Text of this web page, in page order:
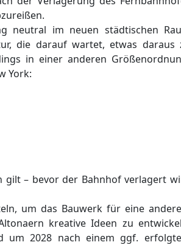
neutral im neuen städtischen
die darauf wartet, etwas daraus
in einer anderen
York:
gilt – bevor der Bahnhof verlagert
, um das Bauwerk für eine
kreative Ideen zu
um 2028 nach einem ggf.